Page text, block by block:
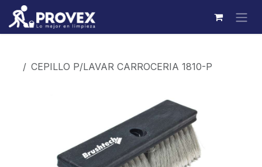
Ir al contenido
CEPILLO P/LAVAR CARROCERIA 1810-P